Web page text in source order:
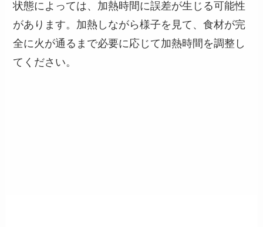
状態によっては、加熱時間に誤差が生じる可能性
があります。加熱しながら様子を見て、食材が完
全に火が通るまで必要に応じて加熱時間を調整し
てください。